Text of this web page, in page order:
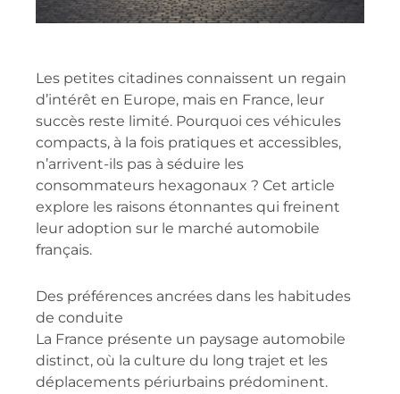
Les petites citadines connaissent un regain
d’intérêt en Europe, mais en France, leur
succès reste limité. Pourquoi ces véhicules
compacts, à la fois pratiques et accessibles,
n’arrivent-ils pas à séduire les
consommateurs hexagonaux ? Cet article
explore les raisons étonnantes qui freinent
leur adoption sur le marché automobile
français.
Des préférences ancrées dans les habitudes
de conduite
La France présente un paysage automobile
distinct, où la culture du long trajet et les
déplacements périurbains prédominent.